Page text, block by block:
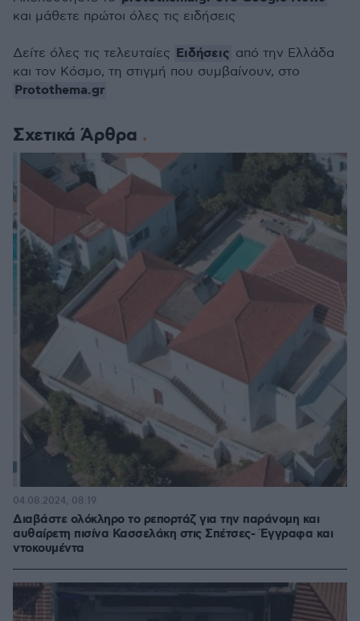
Σχετικά Άρθρα
Διαβάστε ολόκληρο το ρεπορτάζ για την παράνομη και
αυθαίρετη πισίνα Κασσελάκη στις Σπέτσες- Έγγραφα και
ντοκουμέντα
04.08.2024, 08:19
και μάθετε πρώτοι όλες τις ειδήσεις
Δείτε όλες τις τελευταίες Ειδήσεις από την Ελλάδα
και τον Κόσμο, τη στιγμή που συμβαίνουν, στο
Protothema.gr